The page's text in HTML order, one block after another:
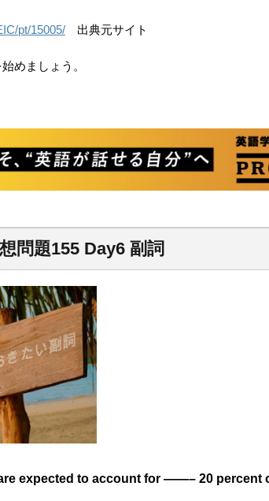
pt/15005/ 出典元サイト
めましょう。
問題155 Day6 副詞
expected to account for ——– 20 percent